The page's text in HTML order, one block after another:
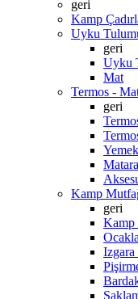
geri
Kamp
Uyku
geri
Uyku
Mat
Termos -
geri
Kamp
geri
Kamp